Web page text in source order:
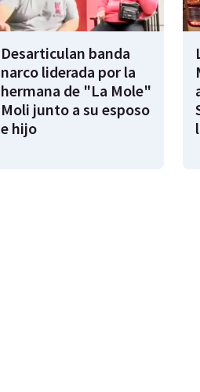
Desarticulan banda
narco liderada por la
hermana de "La Mole"
Moli junto a su esposo
e hijo